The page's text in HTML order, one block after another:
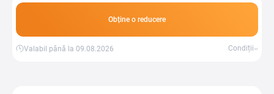
cele mai mici costuri!
Obține o reducere
Valabil până la 09.08.2026 Condiții